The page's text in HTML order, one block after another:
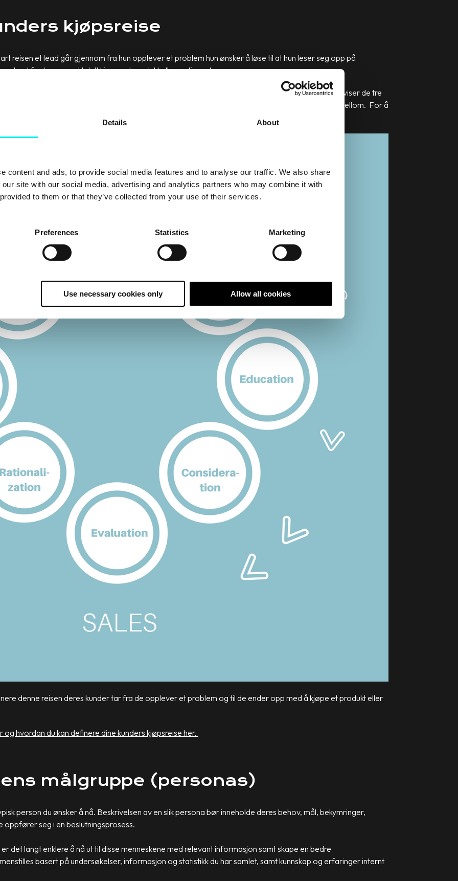
Details About
content and ads, to provide social media features and to analyse our traffic. We also share
site with our social media, advertising and analytics partners who may combine it with
to them or that they’ve collected from your use of their services.
Preferences Statistics Marketing
Use necessary cookies only Allow all cookies
kjøpsreise
reisen et lead går gjennom fra hun opplever et problem hun ønsker å løse til at hun leser seg opp på
best for henne og til slutt kjøper et produkt eller en tjeneste.
ulike steg som krever handlinger både før og etter leadet har blitt en kunde. Salgssyklusen under viser de tre
av kjøpsreisen: Awareness stage, Consideration stage og Decision stage – og alle stegene i mellom. For å
alle disse stegene, både gjennom markedsføring, salg og verdiskapning for eksisterende kunder.
denne reisen deres kunder tar fra de opplever et problem og til de ender opp med å kjøpe et produkt eller
hvordan du kan definere dine kunders kjøpsreise her.
målgruppe (personas)
person du ønsker å nå. Beskrivelsen av en slik persona bør inneholde deres behov, mål, bekymringer,
seg i en beslutningsprosess.
det langt enklere å nå ut til disse menneskene med relevant informasjon samt skape en bedre
basert på undersøkelser, informasjon og statistikk du har samlet, samt kunnskap og erfaringer internt